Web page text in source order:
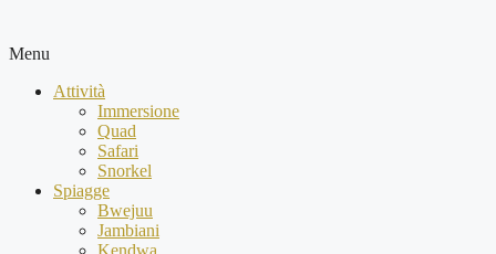
Menu
Attività
Immersione
Quad
Safari
Snorkel
Spiagge
Bwejuu
Jambiani
Kendwa